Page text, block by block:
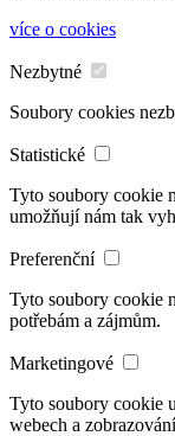
více o cookies
Nezbytné
Soubory cookies
Statistické
Tyto soubory cookie
umožňují nám tak
Preferenční
Tyto soubory cookie
potřebám a zájmům.
Marketingové
Tyto soubory cookie
webech a